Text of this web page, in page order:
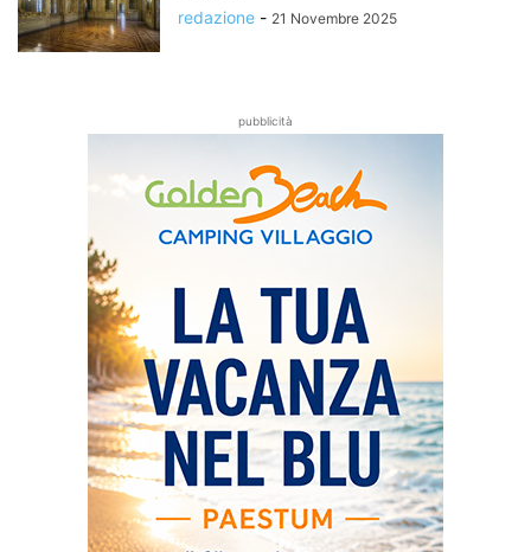
redazione - 21 Novembre 2025
pubblicità